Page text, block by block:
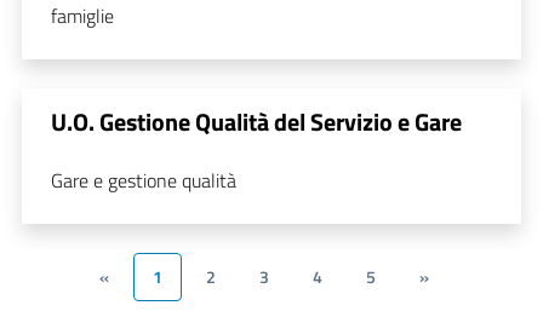
famiglie
U.O. Gestione Qualità del Servizio e Gare
Gare e gestione qualità
« 1 2 3 4 5 »